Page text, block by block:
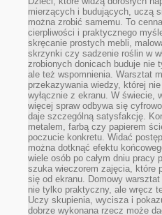
mierzących i budujących, uczą
można zrobić samemu. To
cierpliwości i praktycznego
skręcanie prostych mebli,
skrzynki czy sadzenie roślin w
zrobionych donicach buduje nie
ale też wspomnienia. Warsztat
przekazywania wiedzy, której
wyłącznie z ekranu. W świecie,
więcej spraw odbywa się
daje szczególną satysfakcję.
metalem, farbą czy papierem
poczucie konkretu. Widać
można dotknąć efektu
wiele osób po całym dniu pracy
szuka wieczorem zajęcia, które
się od ekranu. Domowy
nie tylko praktyczny, ale wręcz
Uczy skupienia, wycisza i
dobrze wykonana rzecz może